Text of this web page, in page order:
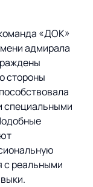
«ДОК»
адмирала
стороны
специальными
с реальными